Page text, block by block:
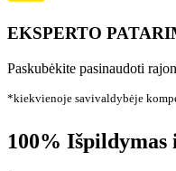
EKSPERTO
Paskubėkite pasinaudoti
*kiekvienoje savivaldybėje
100% Išpildymas